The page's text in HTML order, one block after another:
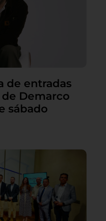
de entradas
Demarco
sábado